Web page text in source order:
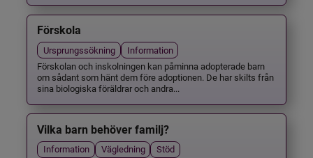
Förskola
Ursprungssökning
Information
Förskolan och inskolningen kan påminna adopterade barn
om sådant som hänt dem före adoptionen. De har skilts från
sina biologiska föräldrar och andra...
Vilka barn behöver familj?
Information Vägledning
Stöd